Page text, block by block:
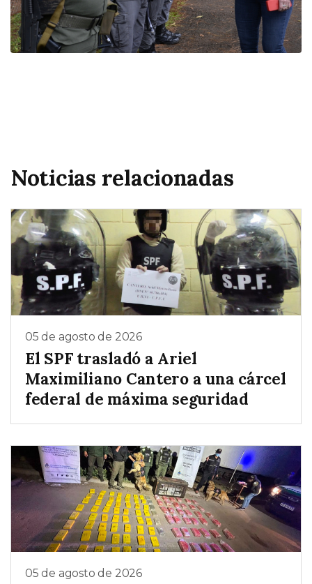
Noticias relacionadas
05 de agosto de 2026
El SPF trasladó a Ariel
Maximiliano Cantero a una cárcel
federal de máxima seguridad
05 de agosto de 2026